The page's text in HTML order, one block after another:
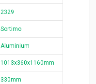
2329
Sortimo
Aluminium
1013x360x1160mm
330mm